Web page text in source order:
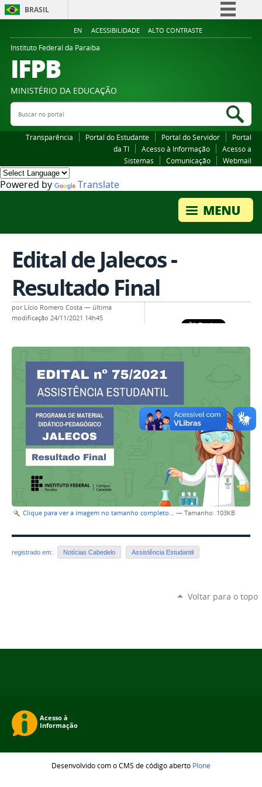
BRASIL
Simplifique!
Legislação
EN ACESSIBILIDADE ALTO CONTRASTE
Instituto Federal da Paraiba
IFPB
MINISTÉRIO DA EDUCAÇÃO
Buscar no portal
Transparência Portal do Estudante Portal do Servidor
Portal
da TI
Acesso à Informação
Acesso a
Sistemas
Comunicação Webmail
Powered by Translate
Edital de Jalecos -
Resultado Final
por Lício Romero Costa — última
modificação 24/11/2021 14h45
Clique para ver a imagem no tamanho completo… — Tamanho: 103KB
registrado em: Notícias Cabedelo Assistência Estudantil
Voltar para o topo
Desenvolvido com o CMS de código aberto Plone